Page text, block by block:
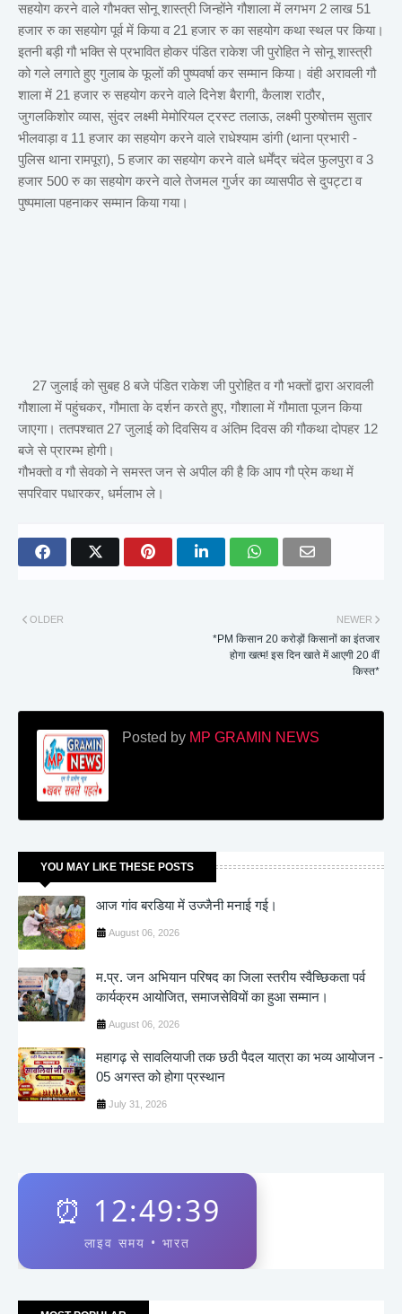
सहयोग करने वाले गौभक्त सोनू शास्त्री जिन्होंने गौशाला में लगभग 2 लाख 51
हजार रु का सहयोग पूर्व में किया व 21 हजार रु का सहयोग कथा स्थल पर किया।
इतनी बड़ी गौ भक्ति से प्रभावित होकर पंडित राकेश जी पुरोहित ने सोनू शास्त्री
को गले लगाते हुए गुलाब के फूलों की पुष्पवर्षा कर सम्मान किया। वंही अरावली गौ
शाला में 21 हजार रु सहयोग करने वाले दिनेश बैरागी, कैलाश राठौर,
जुगलकिशोर व्यास, सुंदर लक्ष्मी मेमोरियल ट्रस्ट तलाऊ, लक्ष्मी पुरुषोत्तम सुतार
भीलवाड़ा व 11 हजार का सहयोग करने वाले राधेश्याम डांगी (थाना प्रभारी -
पुलिस थाना रामपूरा), 5 हजार का सहयोग करने वाले धर्मेंद्र चंदेल फुलपुरा व 3
हजार 500 रु का सहयोग करने वाले तेजमल गुर्जर का व्यासपीठ से दुपट्टा व
पुष्पमाला पहनाकर सम्मान किया गया।
27 जुलाई को सुबह 8 बजे पंडित राकेश जी पुरोहित व गौ भक्तों द्वारा अरावली
गौशाला में पहुंचकर, गौमाता के दर्शन करते हुए, गौशाला में गौमाता पूजन किया
जाएगा। ततपश्चात 27 जुलाई को दिवसिय व अंतिम दिवस की गौकथा दोपहर 12
बजे से प्रारम्भ होगी।
गौभक्तो व गौ सेवको ने समस्त जन से अपील की है कि आप गौ प्रेम कथा में
सपरिवार पधारकर, धर्मलाभ ले।
NEWER
*PM किसान 20 करोड़ों किसानों का इंतजार
होगा खत्म! इस दिन खाते में आएगी 20 वीं
किस्त*
OLDER
Posted by MP GRAMIN NEWS
YOU MAY LIKE THESE POSTS
आज गांव बरडिया में उज्जैनी मनाई गई।
August 06, 2026
म.प्र. जन अभियान परिषद का जिला स्तरीय स्वैच्छिकता पर्व
कार्यक्रम आयोजित, समाजसेवियों का हुआ सम्मान।
August 06, 2026
महागढ़ से सावलियाजी तक छठी पैदल यात्रा का भव्य आयोजन -
05 अगस्त को होगा प्रस्थान
July 31, 2026
⏰ 12:49:40
लाइव समय • भारत